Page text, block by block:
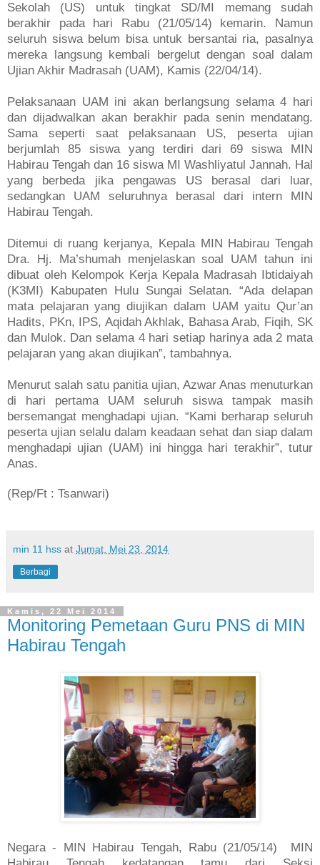
Sekolah (US) untuk tingkat SD/MI memang sudah
berakhir pada hari Rabu (21/05/14) kemarin. Namun
seluruh siswa belum bisa untuk bersantai ria, pasalnya
mereka langsung kembali bergelut dengan soal dalam
Ujian Akhir Madrasah (UAM), Kamis (22/04/14).
Pelaksanaan UAM ini akan berlangsung selama 4 hari
dan dijadwalkan akan berakhir pada senin mendatang.
Sama seperti saat pelaksanaan US, peserta ujian
berjumlah 85 siswa yang terdiri dari 69 siswa MIN
Habirau Tengah dan 16 siswa MI Washliyatul Jannah. Hal
yang berbeda jika pengawas US berasal dari luar,
sedangkan UAM seluruhnya berasal dari intern MIN
Habirau Tengah.
Ditemui di ruang kerjanya, Kepala MIN Habirau Tengah
Dra. Hj. Ma’shumah menjelaskan soal UAM tahun ini
dibuat oleh Kelompok Kerja Kepala Madrasah Ibtidaiyah
(K3MI) Kabupaten Hulu Sungai Selatan. “Ada delapan
mata pelajaran yang diujikan dalam UAM yaitu Qur’an
Hadits, PKn, IPS, Aqidah Akhlak, Bahasa Arab, Fiqih, SK
dan Mulok. Dan selama 4 hari setiap harinya ada 2 mata
pelajaran yang akan diujikan”, tambahnya.
Menurut salah satu panitia ujian, Azwar Anas menuturkan
di hari pertama UAM seluruh siswa tampak masih
bersemangat menghadapi ujian. “Kami berharap seluruh
peserta ujian selalu dalam keadaan sehat dan siap dalam
menghadapi ujian (UAM) ini hingga hari terakhir”, tutur
Anas.
(Rep/Ft : Tsanwari)
min 11 hss at Jumat, Mei 23, 2014
Berbagi
Kamis, 22 Mei 2014
Monitoring Pemetaan Guru PNS di MIN
Habirau Tengah
Negara - MIN
Habirau Tengah, Rabu (21/05/14) MIN